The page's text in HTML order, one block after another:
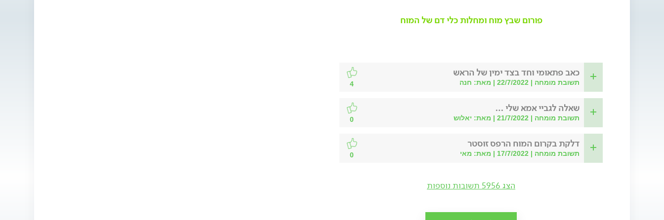
פורום שבץ מוח ומחלות כלי דם של המוח
כאב פתאומי וחד בצד ימין של הראש
תשובת מומחה | 22/7/2022 | מאת: חנה 4
שאלה לגביי אמא שלי …
תשובת מומחה | 21/7/2022 | מאת: יאלוש 0
דלקת בקרום המוח הרפס זוסטר
תשובת מומחה | 17/7/2022 | מאת: מאי 0
הצג 5956 תשובות נוספות